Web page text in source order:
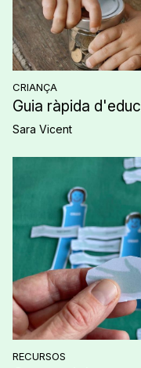
CRIANÇA
Guia ràpida
Sara Vicent
RECURSOS